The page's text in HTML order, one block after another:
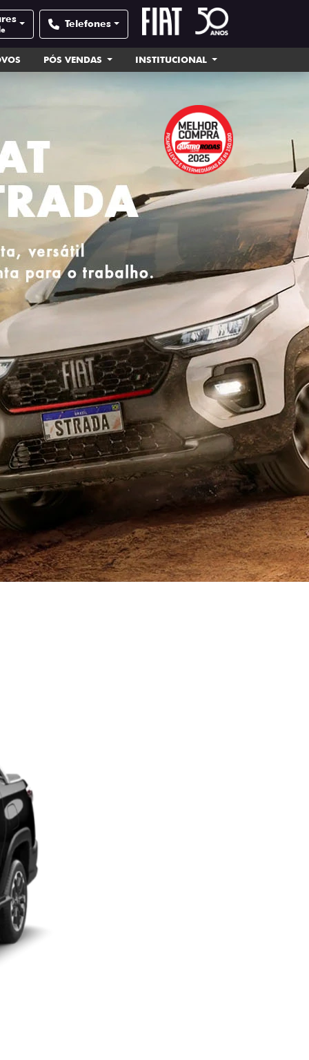
Telefones
PÓS VENDAS INSTITUCIONAL